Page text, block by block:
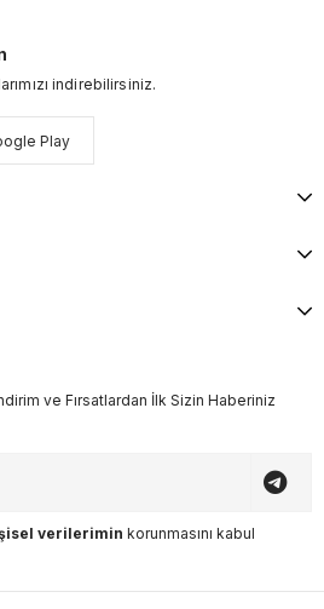
indirebilirsiniz.
Play
ve Fırsatlardan İlk Sizin Haberiniz
verilerimin korunmasını kabul